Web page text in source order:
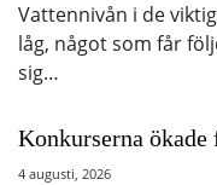
Vattennivån i de
låg, något som får
sig…
Konkurserna
4 augusti, 2026